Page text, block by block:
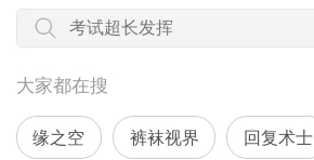
大家都在搜
缘之空 裤袜视界 回复术士